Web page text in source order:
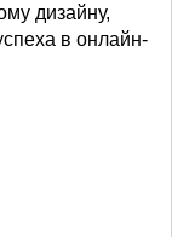
дизайну,
в онлайн-